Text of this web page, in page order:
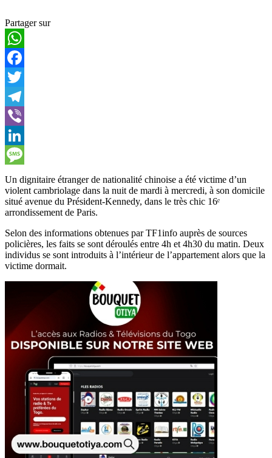
Partager sur
WhatsApp
Facebook
Twitter
Telegram
Viber
LinkedIn
Message
Un dignitaire étranger de nationalité chinoise a été victime d’un
violent cambriolage dans la nuit de mardi à mercredi, à son domicile
situé avenue du Président-Kennedy, dans le très chic 16ᵉ
arrondissement de Paris.
Selon des informations obtenues par TF1info auprès de sources
policières, les faits se sont déroulés entre 4h et 4h30 du matin. Deux
individus se sont introduits à l’intérieur de l’appartement alors que la
victime dormait.